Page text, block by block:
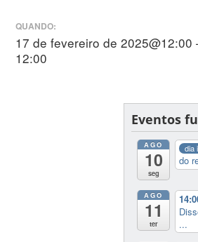
QUANDO:
17 de fevereiro de 2025@12:00
12:00
Eventos
AGO
10
seg
dia
do
AGO
11
ter
...